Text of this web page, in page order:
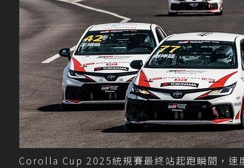
Corolla Cup 2025統規賽最終站起跑瞬間，速